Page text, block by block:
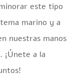
este tipo
marino y a
nuestras manos
¡Únete a la